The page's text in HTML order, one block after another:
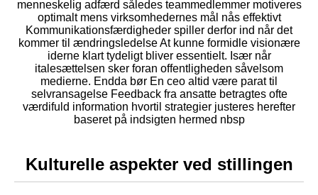
menneskelig adfærd således teammedlemmer motiveres
optimalt mens virksomhedernes mål nås effektivt
Kommunikationsfærdigheder spiller derfor ind når det
kommer til ændringsledelse At kunne formidle visionære
iderne klart tydeligt bliver essentielt. Især når
italesættelsen sker foran offentligheden såvelsom
medierne. Endda bør En ceo altid være parat til
selvransagelse Feedback fra ansatte betragtes ofte
værdifuld information hvortil strategier justeres herefter
baseret på indsigten hermed nbsp
Kulturelle aspekter ved stillingen